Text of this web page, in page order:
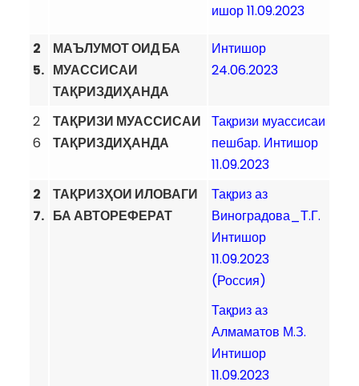
ишор 11.09.2023
2
5.
МАЪЛУМОТ ОИД БА
МУАССИСАИ
ТАҚРИЗДИҲАНДА
Интишор
24.06.2023
2
6
ТАҚРИЗИ МУАССИСАИ
ТАҚРИЗДИҲАНДА
Тақризи муассисаи
пешбар. Интишор
11.09.2023
2
7.
ТАҚРИЗҲОИ ИЛОВАГИ
БА АВТОРЕФЕРАТ
Тақриз аз
Виноградова_Т.Г.
Интишор
11.09.2023
(Россия)
Тақриз аз
Алмаматов М.З.
Интишор
11.09.2023